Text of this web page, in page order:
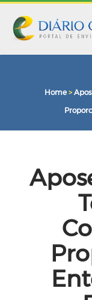
Home >